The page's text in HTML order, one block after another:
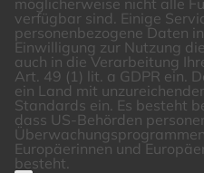
verfügbar sind. Einige
personenbezogene Daten
Einwilligung zur Nutzung
auch in die Verarbeitung
Art. 49 (1) lit. a GDPR ein.
ein Land mit
Standards ein. Es besteht
dass US-Behörden
Europäerinnen und
besteht.